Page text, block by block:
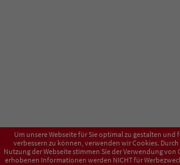
Um unsere Webseite für Sie optimal zu gestalten und
verbessern zu können, verwenden wir Cookies.
Nutzung der Webseite stimmen Sie der Verwendung von
erhobenen Informationen werden NICHT für